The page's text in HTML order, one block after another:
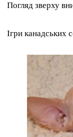
Погляд зверху
Ігри канадських